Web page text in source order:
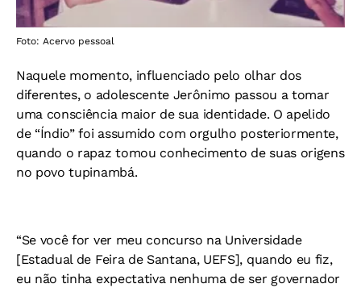
Foto: Acervo pessoal
Naquele momento, influenciado pelo olhar dos
diferentes, o adolescente Jerônimo passou a tomar
uma consciência maior de sua identidade. O apelido
de “Índio” foi assumido com orgulho posteriormente,
quando o rapaz tomou conhecimento de suas origens
no povo tupinambá.
“Se você for ver meu concurso na Universidade
[Estadual de Feira de Santana, UEFS], quando eu fiz,
eu não tinha expectativa nenhuma de ser governador